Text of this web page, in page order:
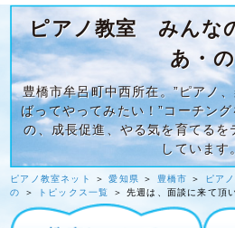
ピアノ教室 みんな
あ・の
豊橋市牟呂町中西所在。”ピアノ
ばってやってみたい！”コーチン
の、成長促進、やる気を育てるを
しています
ピアノ教室ネット ＞愛知県 ＞ 豊橋市 ＞
ピア
の
＞ トピックス一覧 ＞ 先週は、面談に来て頂